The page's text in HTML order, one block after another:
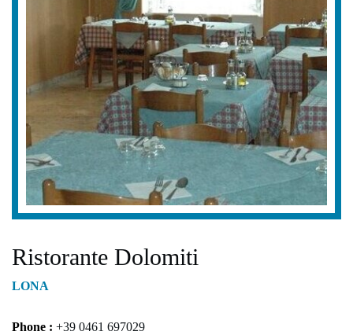
Ristorante Dolomiti
LONA
Phone : +39 0461 697029